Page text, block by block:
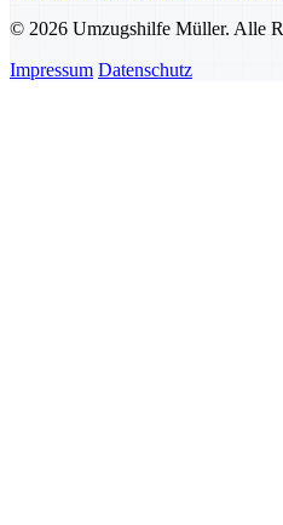
© 2026 Umzugshilfe Müller. Alle
Impressum Datenschutz